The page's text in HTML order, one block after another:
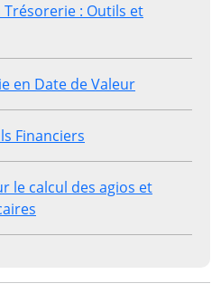
: Outils et
en Date de Valeur
Financiers
le calcul des agios et